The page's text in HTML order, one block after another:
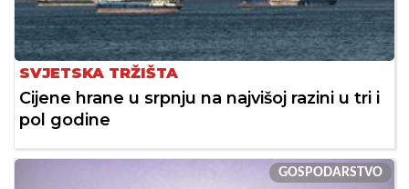
SVJETSKA TRŽIŠTA
Cijene hrane u srpnju na najvišoj razini u tri i
pol godine
GOSPODARSTVO